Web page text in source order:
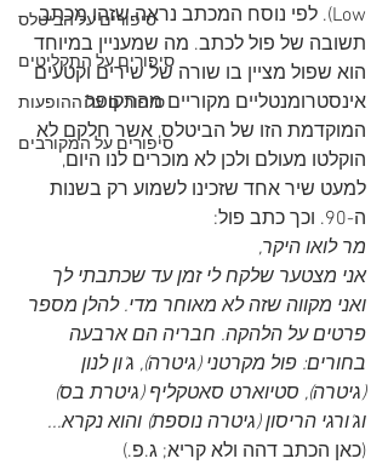
סיפורים על הביטלס
סיפורים על התקליטים
סיפורים על ההופעות
סיפורים על המקורבים
Low). לפי נוסח המכתב נראה שזהו מכתב
תשובה של פול לכתב. מה שמעניין במיוחד
הוא שפול מציין בו שורה של שירים וקטעים
אינסטרומנטליים מקוריים מהתקופה
המוקדמת הזו של הביטלס, אשר חלקם לא
הוקלטו מעולם ולכן לא מוכרים לנו היום,
למעט שיר אחד שזכינו לשמוע רק בשנות
ה-90. וכך כתב פול:
מר לואו היקר,
אני מצטער שלקח לי זמן עד שכתבתי לך
ואני מקווה שזה לא מאוחר מדי. להלן מספר
פרטים על הלהקה. חבריה הם ארבעה
בחורים: פול מקרטני (גיטרה), ג'ון לנון
(גיטרה), סטיוארט סאטקליף (גיטרת בס)
וג'ורגי הריסון (גיטרה נוספת) והוא נקרא...
(כאן הכתב דהה ולא קריא; ג.פ.)